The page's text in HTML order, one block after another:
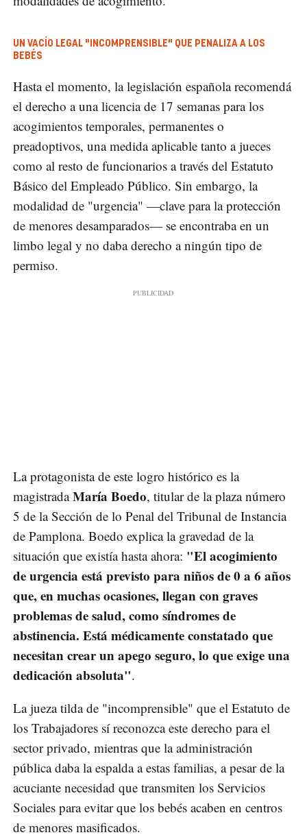
UN VACÍO LEGAL "INCOMPRENSIBLE" QUE PENALIZA A LOS
BEBÉS
Hasta el momento, la legislación española recomendá
el derecho a una licencia de 17 semanas para los
acogimientos temporales, permanentes o
preadoptivos, una medida aplicable tanto a jueces
como al resto de funcionarios a través del Estatuto
Básico del Empleado Público. Sin embargo, la
modalidad de "urgencia" —clave para la protección
de menores desamparados— se encontraba en un
limbo legal y no daba derecho a ningún tipo de
permiso.
La protagonista de este logro histórico es la
magistradaMaría Boedo, titular de la plaza número
5 de la Sección de lo Penal del Tribunal de Instancia
de Pamplona. Boedo explica la gravedad de la
situación que existía hasta ahora: "El acogimiento
de urgencia está previsto para niños de 0 a 6 años
que, en muchas ocasiones, llegan con graves
problemas de salud, como síndromes de
abstinencia. Está médicamente constatado que
necesitan crear un apego seguro, lo que exige una
dedicación absoluta".
La jueza tilda de "incomprensible" que el Estatuto de
los Trabajadores sí reconozca este derecho para el
sector privado, mientras que la administración
pública daba la espalda a estas familias, a pesar de la
acuciante necesidad que transmiten los Servicios
Sociales para evitar que los bebés acaben en centros
de menores masificados.